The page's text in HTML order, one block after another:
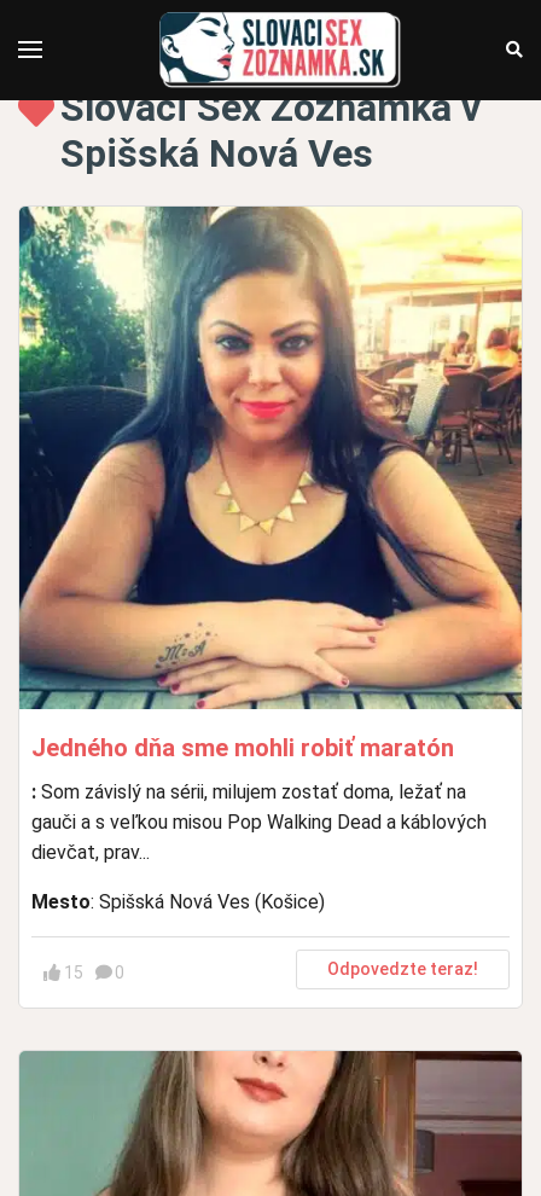
Slovaci Sex Zoznamka v
Spišská Nová Ves
Jedného dňa sme mohli robiť maratón
: Som závislý na sérii, milujem zostať doma, ležať na
gauči a s veľkou misou Pop Walking Dead a káblových
dievčat, prav...
Mesto: Spišská Nová Ves (Košice)
15 0 Odpovedzte teraz!